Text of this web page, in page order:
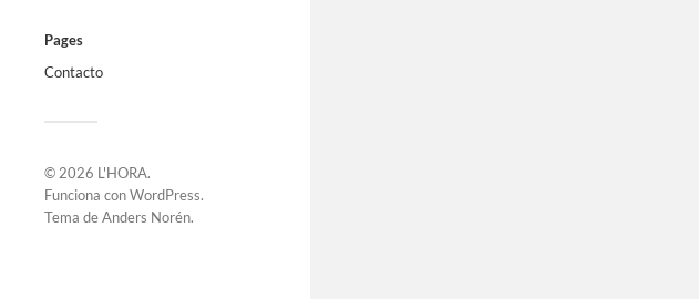
Pages
Contacto
© 2026 L'HORA.
Funciona conWordPress.
Tema deAnders Norén.